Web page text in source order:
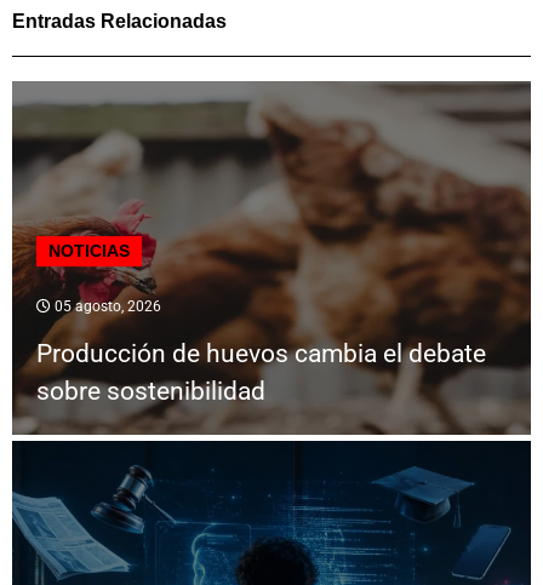
Entradas Relacionadas
NOTICIAS
05 agosto, 2026
Producción de huevos cambia el debate
sobre sostenibilidad